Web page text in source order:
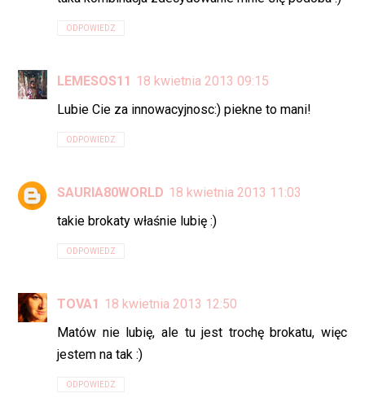
ODPOWIEDZ
LEMESOS11 18 kwietnia 2013 09:15
Lubie Cie za innowacyjnosc:) piekne to mani!
ODPOWIEDZ
SAURIA80WORLD 18 kwietnia 2013 11:03
takie brokaty właśnie lubię :)
ODPOWIEDZ
TOVA1 18 kwietnia 2013 12:50
Matów nie lubię, ale tu jest trochę brokatu, więc
jestem na tak :)
ODPOWIEDZ